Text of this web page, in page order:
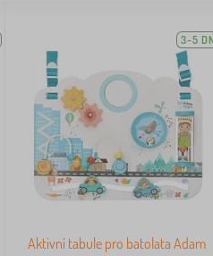
3-5
Aktivní tabule pro batolata Adam